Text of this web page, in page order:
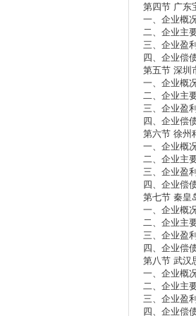
第四节 广东
一、企业概
二、企业主
三、企业盈
四、企业偿
第五节 深圳
一、企业概
二、企业主
三、企业盈
四、企业偿
第六节 徐州
一、企业概
二、企业主
三、企业盈
四、企业偿
第七节 秦皇
一、企业概
二、企业主
三、企业盈
四、企业偿
第八节 武汉
一、企业概
二、企业主
三、企业盈
四、企业偿